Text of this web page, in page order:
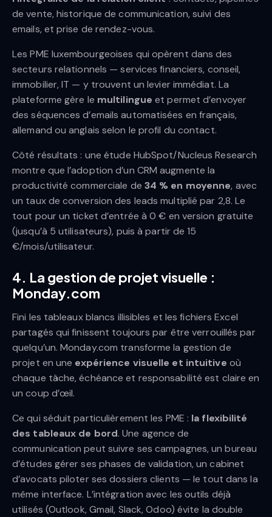
de vente, historique de communication, suivi des
emails, et prise de rendez-vous.
Les PME luxembourgeoises qui opèrent dans des
secteurs relationnels — services financiers, conseil,
immobilier, IT — y trouvent un levier immédiat. La
plateforme gère le multilingue et permet d’envoyer
des séquences d’emails automatisées en français,
allemand ou anglais selon le profil du contact.
Côté résultats : une étude HubSpot/Nucleus Research
montre que l’adoption d’un CRM augmente la
productivité commerciale de 34 % en moyenne, avec
un taux de conversion des leads multiplié par 2,8. Le
tout pour un ticket d’entrée à 0 € en version gratuite
(jusqu’à 5 utilisateurs), puis à partir de 15
€/mois/utilisateur.
4. La gestion de projet visuelle :
Monday.com
Fini les tableaux blancs illisibles et les fichiers Excel
partagés qui finissent toujours par être verrouillés par
quelqu’un. Monday.com transforme la gestion de
projet en une expérience visuelle et intuitive où
chaque tâche, échéance et responsabilité est claire en
un coup d’œil.
Ce qui séduit particulièrement les PME : la flexibilité
des tableaux de bord. Une agence de
communication peut suivre ses campagnes, un bureau
d’études gérer ses phases de validation, un cabinet
d’avocats piloter ses dossiers clients — le tout dans la
même interface. L’intégration avec les outils déjà
utilisés (Outlook, Gmail, Slack, Odoo) évite la double